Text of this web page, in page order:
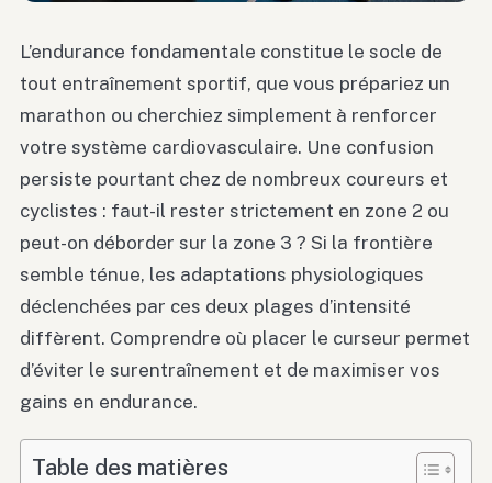
L’endurance fondamentale constitue le socle de
tout entraînement sportif, que vous prépariez un
marathon ou cherchiez simplement à renforcer
votre système cardiovasculaire. Une confusion
persiste pourtant chez de nombreux coureurs et
cyclistes : faut-il rester strictement en zone 2 ou
peut-on déborder sur la zone 3 ? Si la frontière
semble ténue, les adaptations physiologiques
déclenchées par ces deux plages d’intensité
diffèrent. Comprendre où placer le curseur permet
d’éviter le surentraînement et de maximiser vos
gains en endurance.
Table des matières